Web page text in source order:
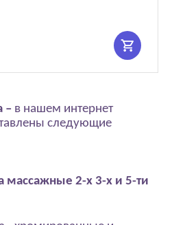
– в нашем интернет
следующие
массажные 2-х 3-х и 5-ти